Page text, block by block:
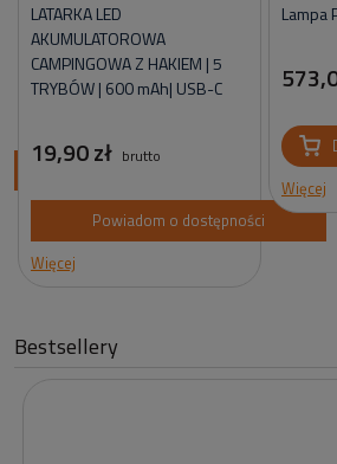
LATARKA LED
AKUMULATOROWA
CAMPINGOWA Z HAKIEM | 5
TRYBÓW | 600 mAh| USB-C
19,90 zł brutto
Powiadom o dostępności
Więcej
Lampa
Więcej
Bestsellery